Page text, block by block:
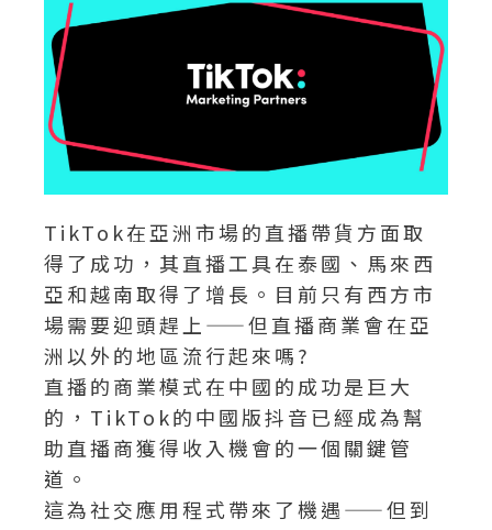
TikTok在亞洲市場的直播帶貨方面取
得了成功，其直播工具在泰國、馬來西
亞和越南取得了增長。目前只有西方市
場需要迎頭趕上——但直播商業會在亞
洲以外的地區流行起來嗎?
直播的商業模式在中國的成功是巨大
的，TikTok的中國版抖音已經成為幫
助直播商獲得收入機會的一個關鍵管
道。
這為社交應用程式帶來了機遇——但到